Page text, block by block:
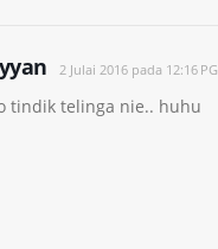
2 Julai 2016 pada 12:16 PG
tindik telinga nie.. huhu